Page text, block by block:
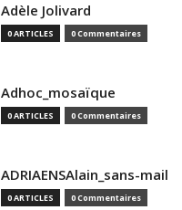
Adèle Jolivard
0 ARTICLES 0 Commentaires
Adhoc_mosaïque
0 ARTICLES 0 Commentaires
ADRIAENSAlain_sans-mail
0 ARTICLES 0 Commentaires